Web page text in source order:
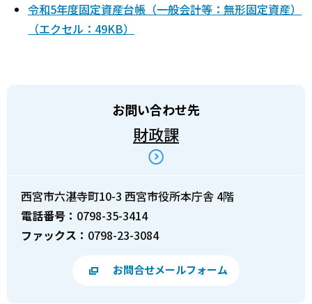
令和5年度固定資産台帳（一般会計等：無形固定資産）
（エクセル：49KB）
お問い合わせ先
財政課
西宮市六湛寺町10-3 西宮市役所本庁舎 4階
電話番号： 0798-35-3414
ファックス： 0798-23-3084
お問合せメールフォーム